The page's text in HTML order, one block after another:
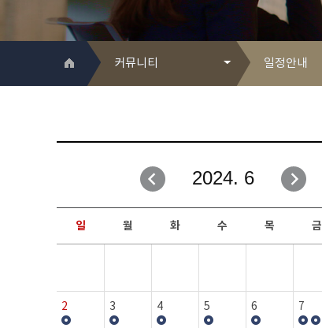
커뮤니티
취업성공지원과
창업지원·교육센터
현장실습/IPP사업단
커뮤니티
일정안내
자유게시판
일정안내
보도자료
행사갤러리
2024. 6
일 월 화 수 목 금
2 3 4 5 6 7